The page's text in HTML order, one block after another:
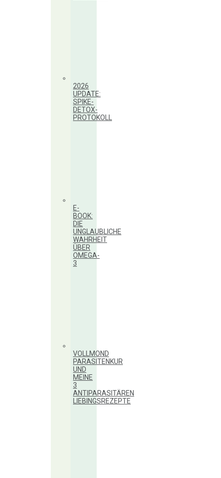
2026
UPDATE:
SPIKE-
DETOX-
PROTOKOLL
E-
BOOK:
DIE
UNGLAUBLICHE
WAHRHEIT
ÜBER
OMEGA-
3
VOLLMOND
PARASITENKUR
UND
MEINE
3
ANTIPARASITÄREN
LIEBINGSREZEPTE